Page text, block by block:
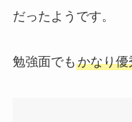
だったようです。
勉強面でも かなり優